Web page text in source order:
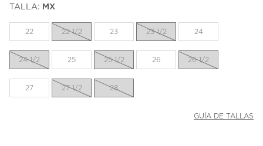
la
misma
TALLA: MX
22 22 1/2 23 23 1/2 24
24 1/2 25 25 1/2 26 26 1/2
27 27 1/2 28
GUÍA DE TALLAS